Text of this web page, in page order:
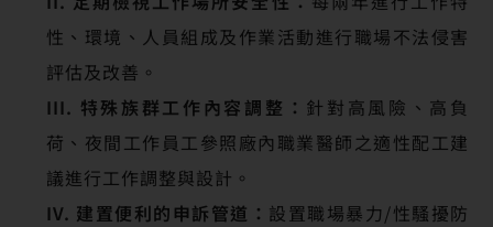
性、環境、人員組成及作業活動進行職場不法侵害
評估及改善。
III. 特殊族群工作內容調整： 針對高風險、高負
荷、夜間工作員工參照廠內職業醫師之適性配工建
議進行工作調整與設計。
IV. 建置便利的申訴管道： 設置職場暴力/性騷擾防